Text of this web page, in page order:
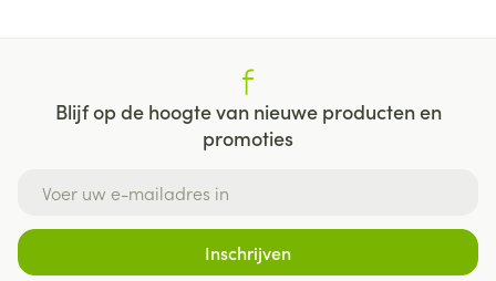
Blijf op de hoogte van nieuwe producten en
promoties
Inschrijven